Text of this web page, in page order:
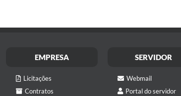
EMPRESA
Licitações
Contratos
SERVIDOR
Webmail
Portal do servidor